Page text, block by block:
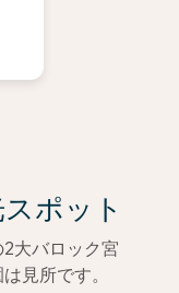
ポット
2大バロック宮
見所です。